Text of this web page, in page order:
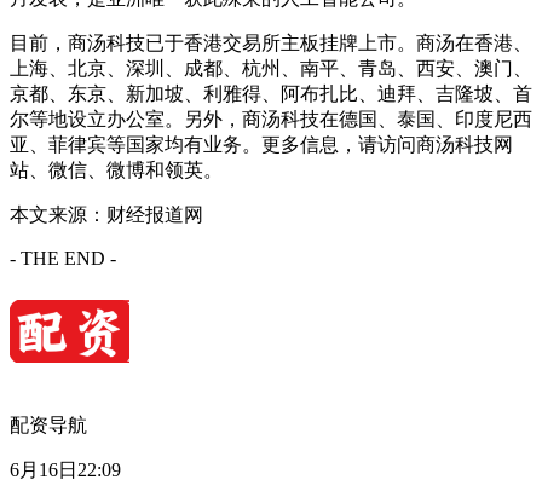
目前，商汤科技已于香港交易所主板挂牌上市。商汤在香港、
上海、北京、深圳、成都、杭州、南平、青岛、西安、澳门、
京都、东京、新加坡、利雅得、阿布扎比、迪拜、吉隆坡、首
尔等地设立办公室。另外，商汤科技在德国、泰国、印度尼西
亚、菲律宾等国家均有业务。更多信息，请访问商汤科技网
站、微信、微博和领英。
本文来源：财经报道网
- THE END -
配资导航
6月16日22:09